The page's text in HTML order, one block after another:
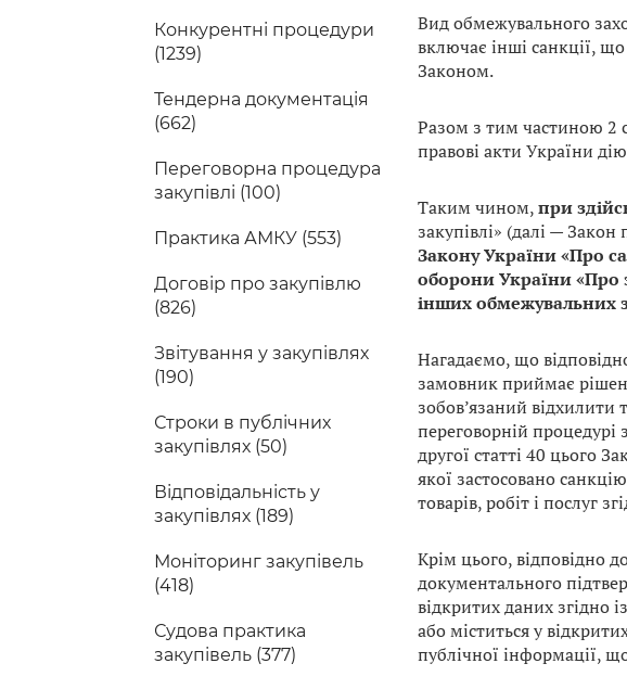
Конкурентні процедури
(1239)
Тендерна документація
(662)
Переговорна процедура
закупівлі (100)
Практика АМКУ (553)
Договір про закупівлю
(826)
Звітування у закупівлях
(190)
Строки в публічних
закупівлях (50)
Відповідальність у
закупівлях (189)
Моніторинг закупівель
(418)
Судова практика
закупівель (377)
Вид обмежувального
включає інші санкції,
Законом.
Разом з тим частиною 2
правові акти України
Таким чином,при
закупівлі» (далі —
Закону України «Про
оборони України «Про
інших обмежувальних
Нагадаємо, що
замовник приймає
зобов’язаний відхилити
переговорній процедурі
другої статті 40 цього
якої застосовано
товарів, робіт і послуг
Крім цього, відповідно
документального
відкритих даних згідно
або міститься у
публічної інформації,